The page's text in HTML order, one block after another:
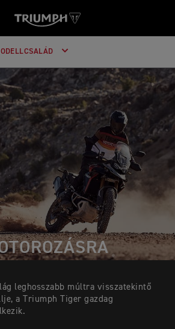
leghosszabb múltra visszatekintő
a Triumph Tiger gazdag